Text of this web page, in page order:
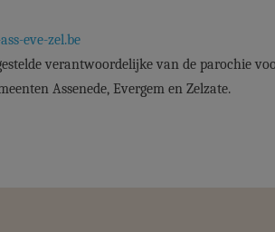
eve-zel.be
verantwoordelijke van de parochie
Assenede, Evergem en Zelzate.